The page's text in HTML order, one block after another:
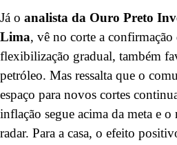
Já o analista da Ouro Preto
Lima, vê no corte a confirmação
flexibilização gradual, também
petróleo. Mas ressalta que o
espaço para novos cortes
inflação segue acima da meta e
radar. Para a casa, o efeito